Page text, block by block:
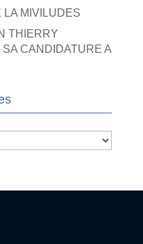
LA MIVILUDES
THIERRY
CANDIDATURE A